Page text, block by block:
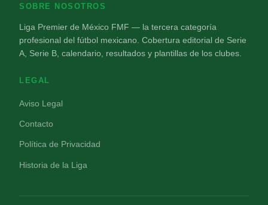
SOBRE NOSOTROS
Liga Premier de México FMF — la tercera categoría
profesional del fútbol mexicano. Cobertura editorial de Serie
A, Serie B, calendario, resultados y plantillas de los clubes.
LEGAL
Aviso Legal
Contacto
Política de Privacidad
Historia de la Liga